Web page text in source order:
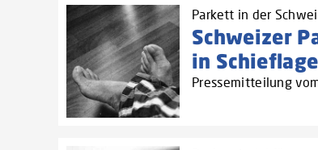
Parkett in der
Schweizer
in Schieflage
Pressemitteilung